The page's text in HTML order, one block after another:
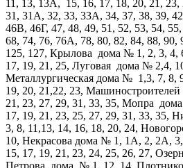
11, 13, 13А, 15, 16, 17, 18, 20, 21,
31, 31А, 32, 33, 33А, 34, 37, 38, 39,
46В, 46Г, 47, 48, 49, 51, 52, 53, 54,
68, 74, 76, 76А, 78, 80, 82, 84, 88,
125, 127, Крылова дома № 1, 2, 3, 4,
17, 19, 21, 25, Луговая дома № 2,4,
Металлургическая дома № 1,3, 7, 8,
19, 20, 21,22, 23,
21, 23, 27, 29, 31, 33, 35, Мопра
17, 19, 21, 23, 25, 27, 29, 31, 33,
3, 8, 11,13, 14, 16, 18, 20, 24,
10, Некрасова дома № 1, 1А, 2, 2А, 3,
15, 17, 19, 21, 23, 24, 25, 26, 27,